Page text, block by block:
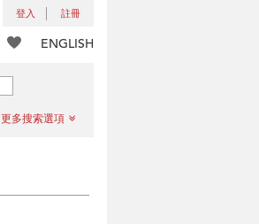
登入 註冊
ENGLISH
更多搜索選項